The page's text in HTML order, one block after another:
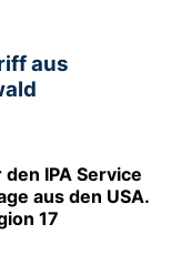
aus
IPA Service
aus den USA.
17